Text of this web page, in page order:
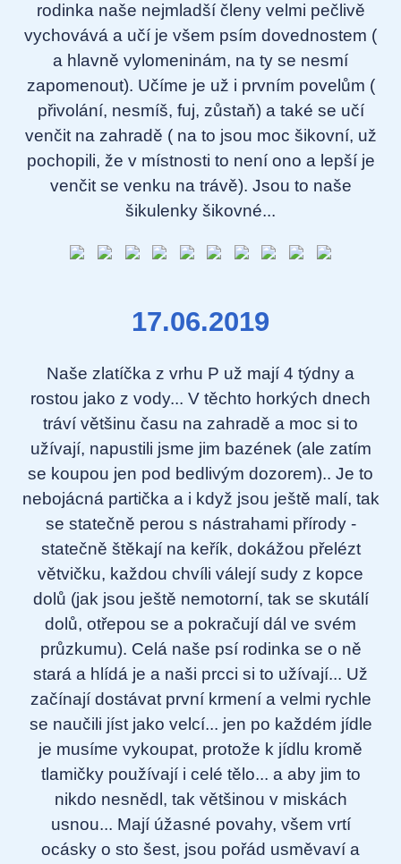
rodinka naše nejmladší členy velmi pečlivě
vychovává a učí je všem psím dovednostem (
a hlavně vylomeninám, na ty se nesmí
zapomenout). Učíme je už i prvním povelům (
přivolání, nesmíš, fuj, zůstaň) a také se učí
venčit na zahradě ( na to jsou moc šikovní, už
pochopili, že v místnosti to není ono a lepší je
venčit se venku na trávě). Jsou to naše
šikulenky šikovné...
17.06.2019
Naše zlatíčka z vrhu P už mají 4 týdny a
rostou jako z vody... V těchto horkých dnech
tráví většinu času na zahradě a moc si to
užívají, napustili jsme jim bazének (ale zatím
se koupou jen pod bedlivým dozorem).. Je to
nebojácná partička a i když jsou ještě malí, tak
se statečně perou s nástrahami přírody -
statečně štěkají na keřík, dokážou přelézt
větvičku, každou chvíli válejí sudy z kopce
dolů (jak jsou ještě nemotorní, tak se skutálí
dolů, otřepou se a pokračují dál ve svém
průzkumu). Celá naše psí rodinka se o ně
stará a hlídá je a naši prcci si to užívají... Už
začínají dostávat první krmení a velmi rychle
se naučili jíst jako velcí... jen po každém jídle
je musíme vykoupat, protože k jídlu kromě
tlamičky používají i celé tělo... a aby jim to
nikdo nesnědl, tak většinou v miskách
usnou... Mají úžasné povahy, všem vrtí
ocásky o sto šest, jsou pořád usměvaví a